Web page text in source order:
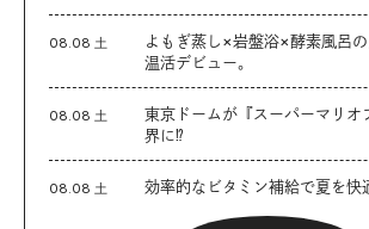
08.08 土
よもぎ蒸し×岩盤浴×酵素風呂
温活デビュー。
08.08 土
東京ドームが『スーパーマリオ
界に⁉︎
08.08 土 効率的なビタミン補給で夏を快